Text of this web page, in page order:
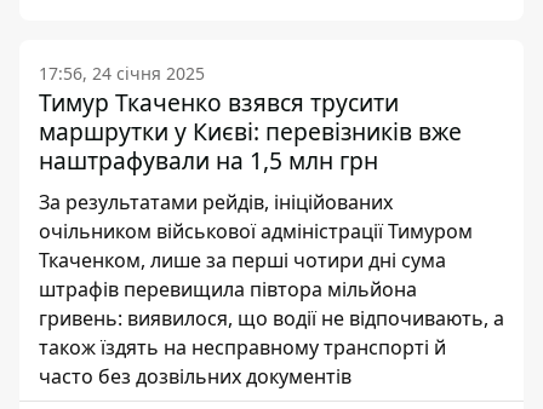
17:56, 24 січня 2025
Тимур Ткаченко взявся трусити
маршрутки у Києві: перевізників вже
наштрафували на 1,5 млн грн
За результатами рейдів, ініційованих
очільником військової адміністрації Тимуром
Ткаченком, лише за перші чотири дні сума
штрафів перевищила півтора мільйона
гривень: виявилося, що водії не відпочивають, а
також їздять на несправному транспорті й
часто без дозвільних документів